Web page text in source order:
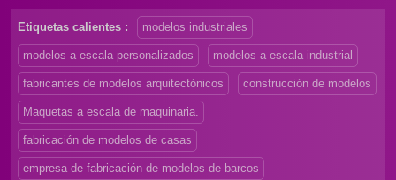
Etiquetas calientes : modelos industriales
modelos a escala personalizados modelos a escala industrial
fabricantes de modelos arquitectónicos construcción de modelos
Maquetas a escala de maquinaria.
fabricación de modelos de casas
empresa de fabricación de modelos de barcos